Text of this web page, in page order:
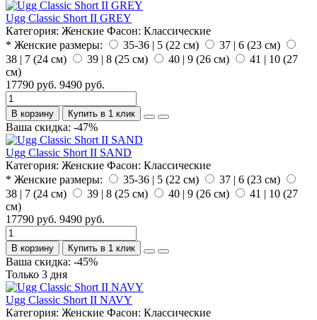
Ugg Classic Short II GREY
Категория: Женские Фасон: Классические
* Женские размеры:
35-36 | 5 (22 см)
37 | 6 (23 см)
38 | 7 (24 см)
39 | 8 (25 см) 40 | 9 (26 см)
41 | 10 (27
см)
17790 руб. 9490 руб.
В корзину Купить в 1 клик
Ваша скидка: -47%
Ugg Classic Short II SAND
Категория: Женские Фасон: Классические
* Женские размеры:
35-36 | 5 (22 см)
37 | 6 (23 см)
38 | 7 (24 см)
39 | 8 (25 см) 40 | 9 (26 см)
41 | 10 (27
см)
17790 руб. 9490 руб.
В корзину Купить в 1 клик
Ваша скидка: -45%
Только 3 дня
Ugg Classic Short II NAVY
Категория: Женские Фасон: Классические